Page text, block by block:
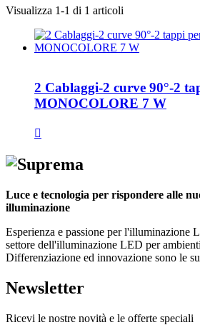
Visualizza 1-1 di 1 articoli
2 Cablaggi-2 curve 90°-2
MONOCOLORE 7 W

Luce e tecnologia per rispondere alle
illuminazione
Esperienza e passione per l'illuminazione
settore dell'illuminazione LED per
Differenziazione ed innovazione sono le
Newsletter
Ricevi le nostre novità e le offerte speciali